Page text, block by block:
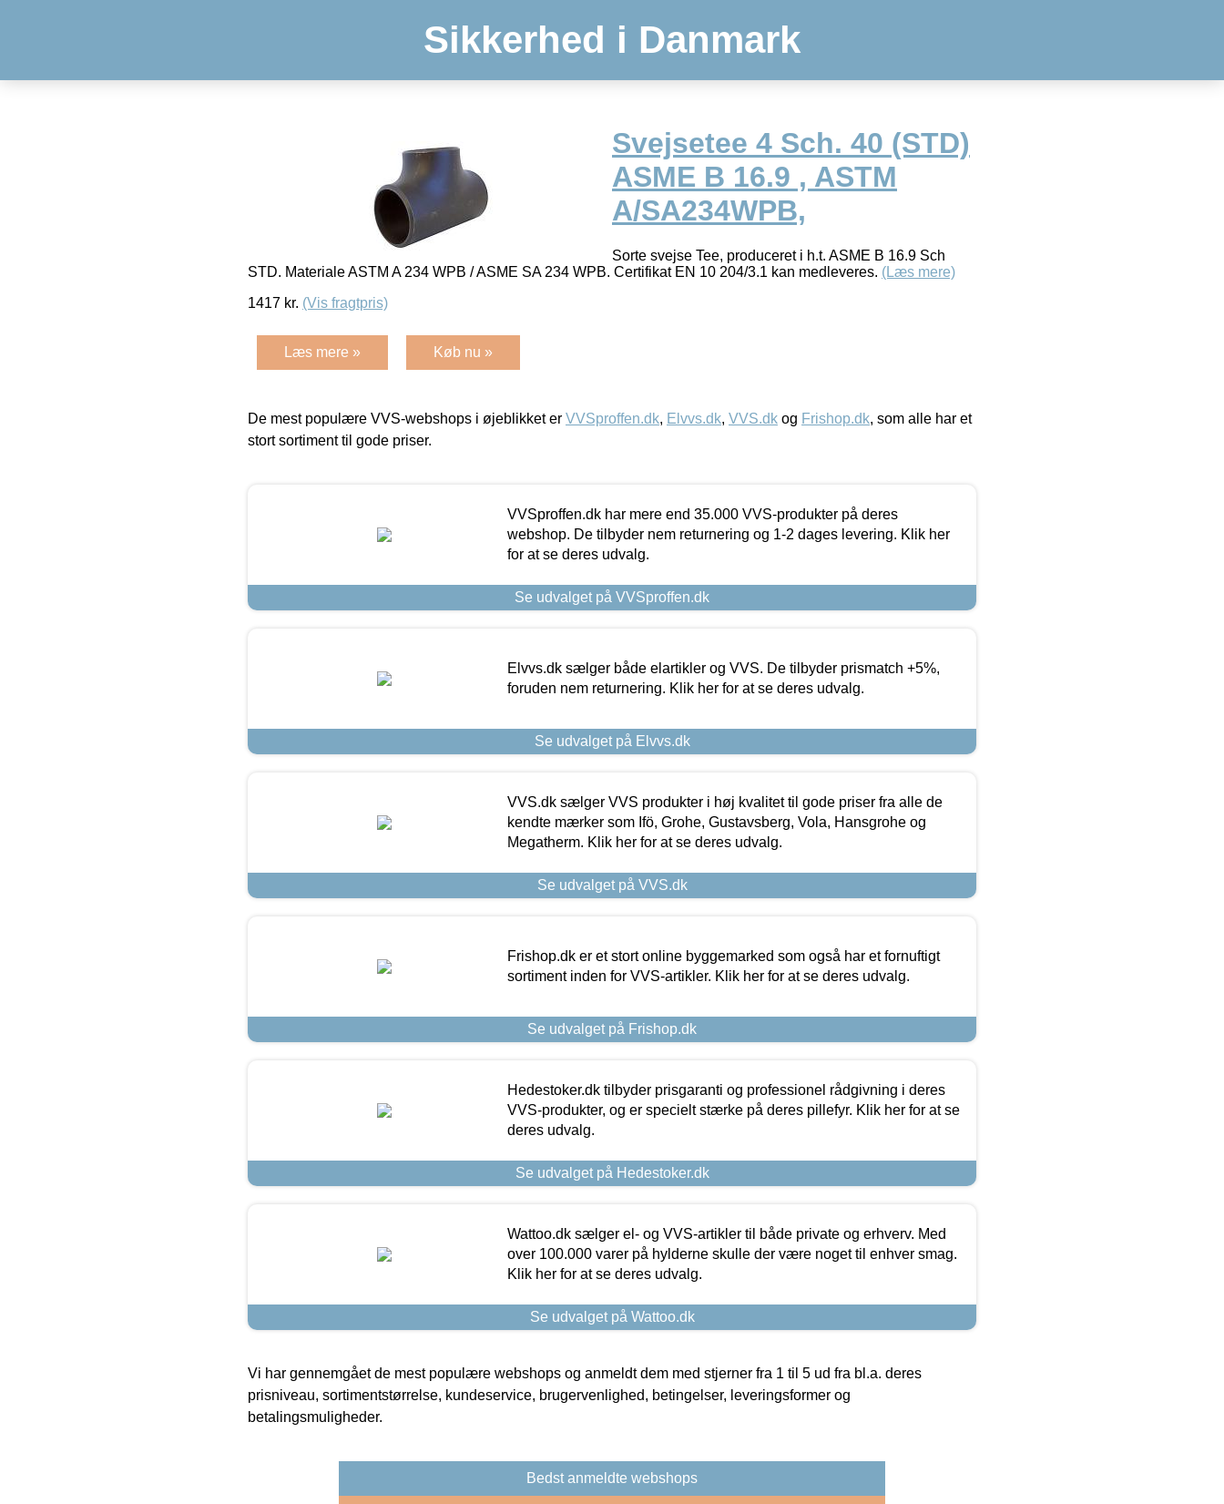
Sikkerhed i Danmark
Svejsetee 4 Sch. 40 (STD)
ASME B 16.9 , ASTM
A/SA234WPB,
Sorte svejse Tee, produceret i h.t. ASME B 16.9 Sch
STD. Materiale ASTM A 234 WPB / ASME SA 234 WPB. Certifikat EN 10 204/3.1 kan medleveres. (Læs mere)
1417 kr. (Vis fragtpris)
Læs mere » Køb nu »
De mest populære VVS-webshops i øjeblikket er VVSproffen.dk, Elvvs.dk, VVS.dk og Frishop.dk, som alle har et
stort sortiment til gode priser.
VVSproffen.dk har mere end 35.000 VVS-produkter på deres
webshop. De tilbyder nem returnering og 1-2 dages levering. Klik her
for at se deres udvalg.
Se udvalget på VVSproffen.dk
Elvvs.dk sælger både elartikler og VVS. De tilbyder prismatch +5%,
foruden nem returnering. Klik her for at se deres udvalg.
Se udvalget på Elvvs.dk
VVS.dk sælger VVS produkter i høj kvalitet til gode priser fra alle de
kendte mærker som Ifö, Grohe, Gustavsberg, Vola, Hansgrohe og
Megatherm. Klik her for at se deres udvalg.
Se udvalget på VVS.dk
Frishop.dk er et stort online byggemarked som også har et fornuftigt
sortiment inden for VVS-artikler. Klik her for at se deres udvalg.
Se udvalget på Frishop.dk
Hedestoker.dk tilbyder prisgaranti og professionel rådgivning i deres
VVS-produkter, og er specielt stærke på deres pillefyr. Klik her for at se
deres udvalg.
Se udvalget på Hedestoker.dk
Wattoo.dk sælger el- og VVS-artikler til både private og erhverv. Med
over 100.000 varer på hylderne skulle der være noget til enhver smag.
Klik her for at se deres udvalg.
Se udvalget på Wattoo.dk
Vi har gennemgået de mest populære webshops og anmeldt dem med stjerner fra 1 til 5 ud fra bl.a. deres
prisniveau, sortimentstørrelse, kundeservice, brugervenlighed, betingelser, leveringsformer og
betalingsmuligheder.
Bedst anmeldte webshops